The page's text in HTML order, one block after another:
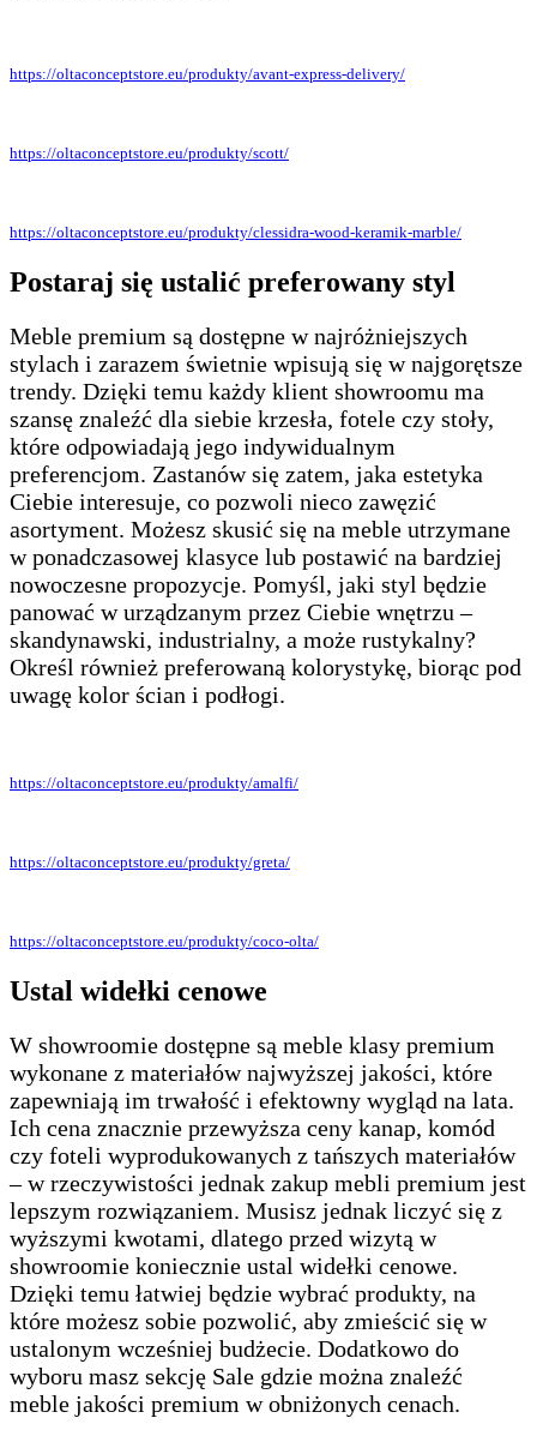
https://oltaconceptstore.eu/produkty/avant-express-delivery/
https://oltaconceptstore.eu/produkty/scott/
https://oltaconceptstore.eu/produkty/clessidra-wood-keramik-marble/
Postaraj się ustalić preferowany styl
Meble premium są dostępne w najróżniejszych
stylach i zarazem świetnie wpisują się w najgorętsze
trendy. Dzięki temu każdy klient showroomu ma
szansę znaleźć dla siebie krzesła, fotele czy stoły,
które odpowiadają jego indywidualnym
preferencjom. Zastanów się zatem, jaka estetyka
Ciebie interesuje, co pozwoli nieco zawęzić
asortyment. Możesz skusić się na meble utrzymane
w ponadczasowej klasyce lub postawić na bardziej
nowoczesne propozycje. Pomyśl, jaki styl będzie
panować w urządzanym przez Ciebie wnętrzu –
skandynawski, industrialny, a może rustykalny?
Określ również preferowaną kolorystykę, biorąc pod
uwagę kolor ścian i podłogi.
https://oltaconceptstore.eu/produkty/amalfi/
https://oltaconceptstore.eu/produkty/greta/
https://oltaconceptstore.eu/produkty/coco-olta/
Ustal widełki cenowe
W showroomie dostępne są meble klasy premium
wykonane z materiałów najwyższej jakości, które
zapewniają im trwałość i efektowny wygląd na lata.
Ich cena znacznie przewyższa ceny kanap, komód
czy foteli wyprodukowanych z tańszych materiałów
– w rzeczywistości jednak zakup mebli premium jest
lepszym rozwiązaniem. Musisz jednak liczyć się z
wyższymi kwotami, dlatego przed wizytą w
showroomie koniecznie ustal widełki cenowe.
Dzięki temu łatwiej będzie wybrać produkty, na
które możesz sobie pozwolić, aby zmieścić się w
ustalonym wcześniej budżecie. Dodatkowo do
wyboru masz sekcję Sale gdzie można znaleźć
meble jakości premium w obniżonych cenach.